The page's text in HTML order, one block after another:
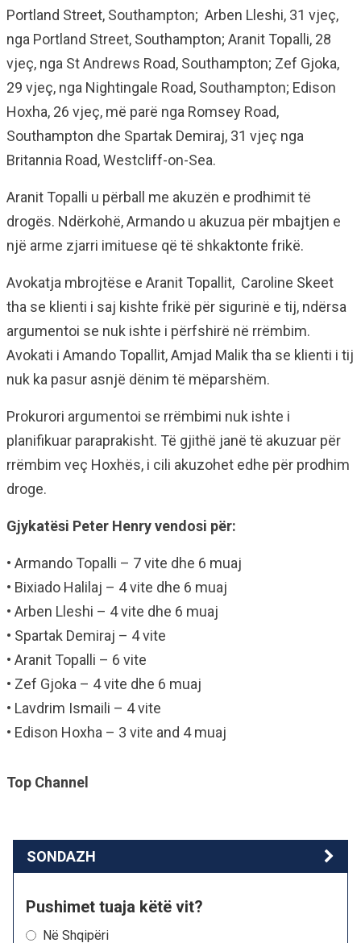
Portland Street, Southampton; Arben Lleshi, 31 vjeç,
nga Portland Street, Southampton; Aranit Topalli, 28
vjeç, nga St Andrews Road, Southampton; Zef Gjoka,
29 vjeç, nga Nightingale Road, Southampton; Edison
Hoxha, 26 vjeç, më parë nga Romsey Road,
Southampton dhe Spartak Demiraj, 31 vjeç nga
Britannia Road, Westcliff-on-Sea.
Aranit Topalli u përball me akuzën e prodhimit të
drogës. Ndërkohë, Armando u akuzua për mbajtjen e
një arme zjarri imituese që të shkaktonte frikë.
Avokatja mbrojtëse e Aranit Topallit, Caroline Skeet
tha se klienti i saj kishte frikë për sigurinë e tij, ndërsa
argumentoi se nuk ishte i përfshirë në rrëmbim.
Avokati i Amando Topallit, Amjad Malik tha se klienti i tij
nuk ka pasur asnjë dënim të mëparshëm.
Prokurori argumentoi se rrëmbimi nuk ishte i
planifikuar paraprakisht. Të gjithë janë të akuzuar për
rrëmbim veç Hoxhës, i cili akuzohet edhe për prodhim
droge.
Gjykatësi Peter Henry vendosi për:
• Armando Topalli – 7 vite dhe 6 muaj
• Bixiado Halilaj – 4 vite dhe 6 muaj
• Arben Lleshi – 4 vite dhe 6 muaj
• Spartak Demiraj – 4 vite
• Aranit Topalli – 6 vite
• Zef Gjoka – 4 vite dhe 6 muaj
• Lavdrim Ismaili – 4 vite
• Edison Hoxha – 3 vite and 4 muaj
Top Channel
SONDAZH
Pushimet tuaja këtë vit?
Në Shqipëri